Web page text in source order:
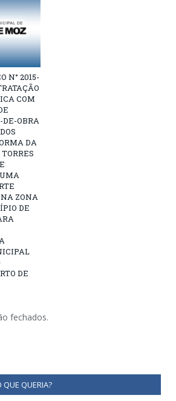
N° 2015-
COM
OBRA
DA
ZONA
DE
DE
fechados.
QUE QUERIA?